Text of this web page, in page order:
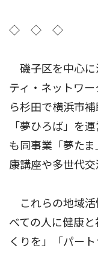
◇ ◇ ◇
磯子区を中心に
ティ・ネットワ
ら杉田で横浜市
「夢ひろば」を
も同事業「夢た
康講座や多世代交
これらの地域活
べての人に健康
くりを」「パー